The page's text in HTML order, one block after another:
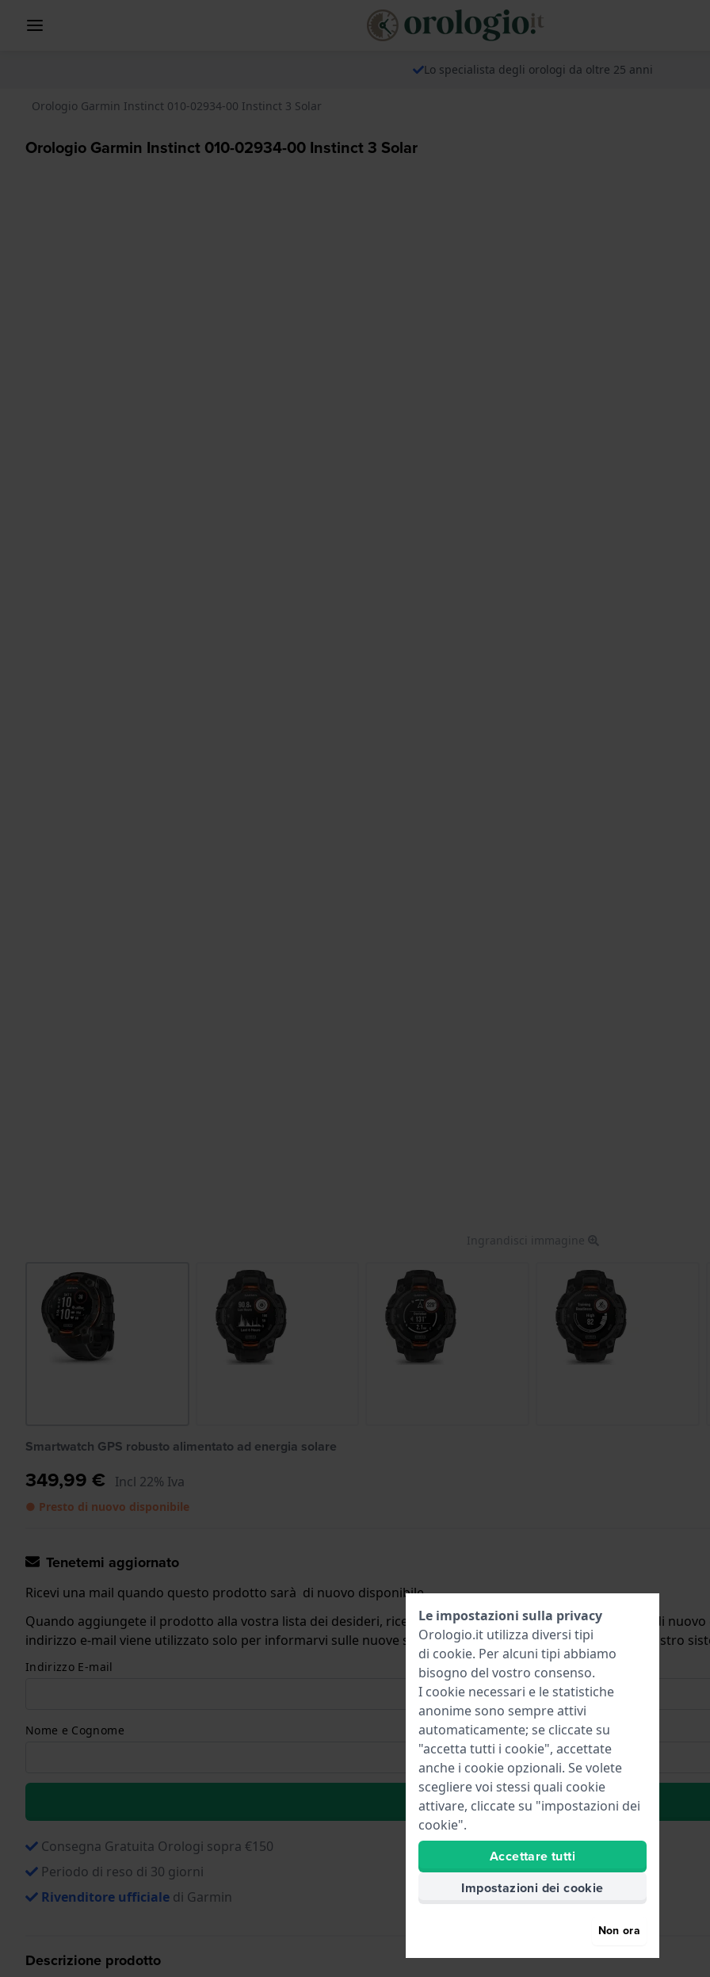
Lo specialista degli orologi da oltre 25 anni
Orologio Garmin Instinct 010-02934-00 Instinct 3 Solar
Orologio Garmin Instinct 010-02934-00 Instinct 3 Solar
Ingrandisci immagine
Smartwatch GPS robusto alimentato ad energia solare
349,99 € Incl 22% Iva
● Presto di nuovo disponibile
Tenetemi aggiornato
Ricevi una mail quando questo prodotto sarà di nuovo disponibile.
Quando aggiungete il prodotto alla vostra lista dei desideri, riceverete un'e-mail quando il prodotto sarà di
indirizzo e-mail viene utilizzato solo per informarvi sulle nuove scorte. Subito dopo viene cancellato dal nostro
Indirizzo E-mail
Nome e Cognome
alla lista dei desideri
Consegna Gratuita Orologi sopra €150
Periodo di reso di 30 giorni
Rivenditore ufficiale di Garmin
Descrizione prodotto
Le impostazioni sulla privacy
Orologio.it utilizza diversi tipi
di cookie. Per alcuni tipi abbiamo
bisogno del vostro consenso.
I cookie necessari e le statistiche
anonime sono sempre attivi
automaticamente; se cliccate su
"accetta tutti i cookie", accettate
anche i cookie opzionali. Se volete
scegliere voi stessi quali cookie
attivare, cliccate su "impostazioni dei
cookie".
Accettare tutti
Impostazioni dei cookie
Non ora